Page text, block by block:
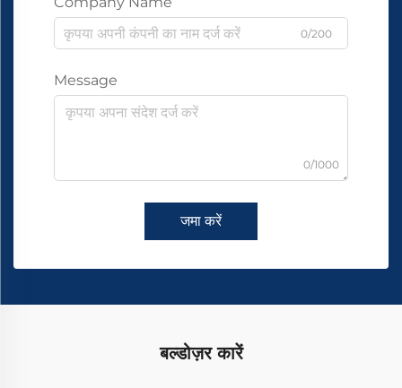
0/200
Message
0/1000
जमा करें
बल्डोज़र कारें